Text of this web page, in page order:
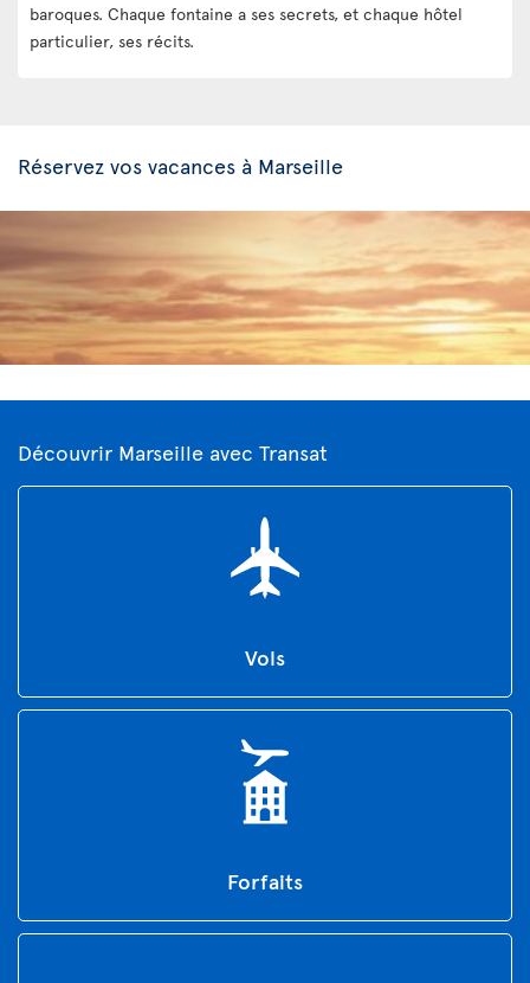
baroques. Chaque fontaine a ses secrets, et chaque hôtel
particulier, ses récits.
Réservez vos vacances à Marseille
Découvrir Marseille avec Transat
Vols
Forfaits